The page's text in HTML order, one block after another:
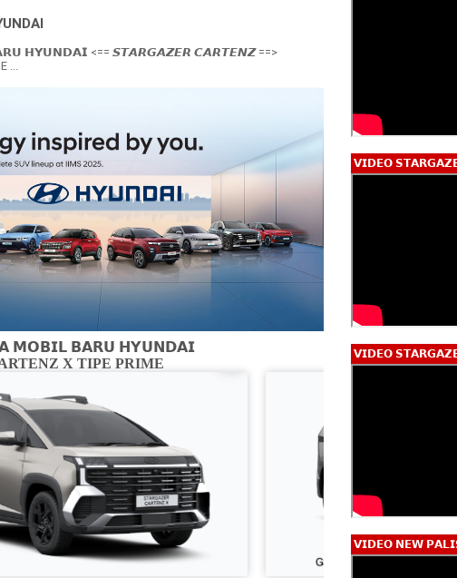
𝗛𝗬𝗨𝗡𝗗𝗔𝗜 <== 𝙎𝙏𝘼𝙍𝙂𝘼𝙕𝙀𝙍 𝘾𝘼𝙍𝙏𝙀𝙉𝙕 ==>
...
𝗠𝗢𝗕𝗜𝗟 𝗕𝗔𝗥𝗨 𝗛𝗬𝗨𝗡𝗗𝗔𝗜
X TIPE PRIME CARTENZ
𝗩𝗜𝗗𝗘𝗢
𝗩𝗜𝗗𝗘𝗢
𝗩𝗜𝗗𝗘𝗢 𝗡𝗘𝗪